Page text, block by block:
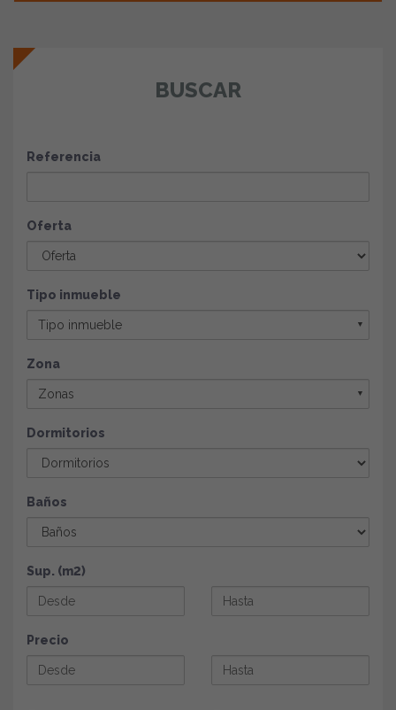
BUSCAR
Referencia
Oferta
Tipo inmueble
Tipo inmueble ▼
Zona
Zonas ▼
Dormitorios
Baños
Sup. (m2)
Precio